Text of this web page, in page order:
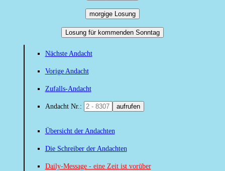
morgige Losung
Losung für kommenden Sonntag
Nächste Andacht
Vorige Andacht
Zufalls-Andacht
Andacht Nr.: aufrufen
Übersicht der Andachten
Die Schreiber der Andachten
Daily-Message - eine Zeit ist vorüber